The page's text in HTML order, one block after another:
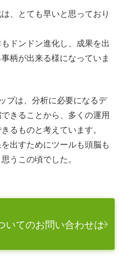
、とても早いと思っており
ドンドン進化し、成果を出
柄が出来る様になっていま
プは、分析に必要になるデ
きることから、多くの運用
るものと考えています。
出すためにツールも頭脳も
うこの頃でした。
いてのお問い合わせは